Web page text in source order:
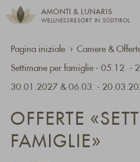
AMONTI & LUNARIS
WELLNESSRESORT IN SÜDTIROL
Pagina iniziale Camere &
Settimane per famiglie - 05.12. -
30.01.2027 & 06.03. -
OFFERTE
FAMIGLIE»